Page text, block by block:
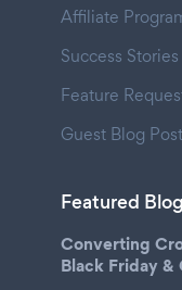
Affiliate
Success Stories
Feature
Guest Blog Post
Featured
Converting
Black Friday